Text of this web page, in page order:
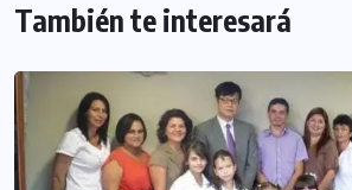
También te interesará